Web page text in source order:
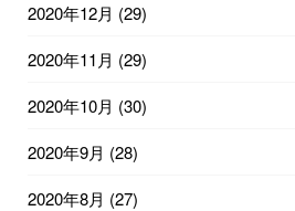
2020年12月 (29)
2020年11月 (29)
2020年10月 (30)
2020年9月 (28)
2020年8月 (27)